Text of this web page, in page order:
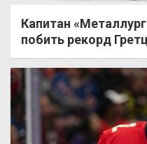
Капитан
побить рекорд